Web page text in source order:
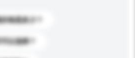
格是多少？
以选择？